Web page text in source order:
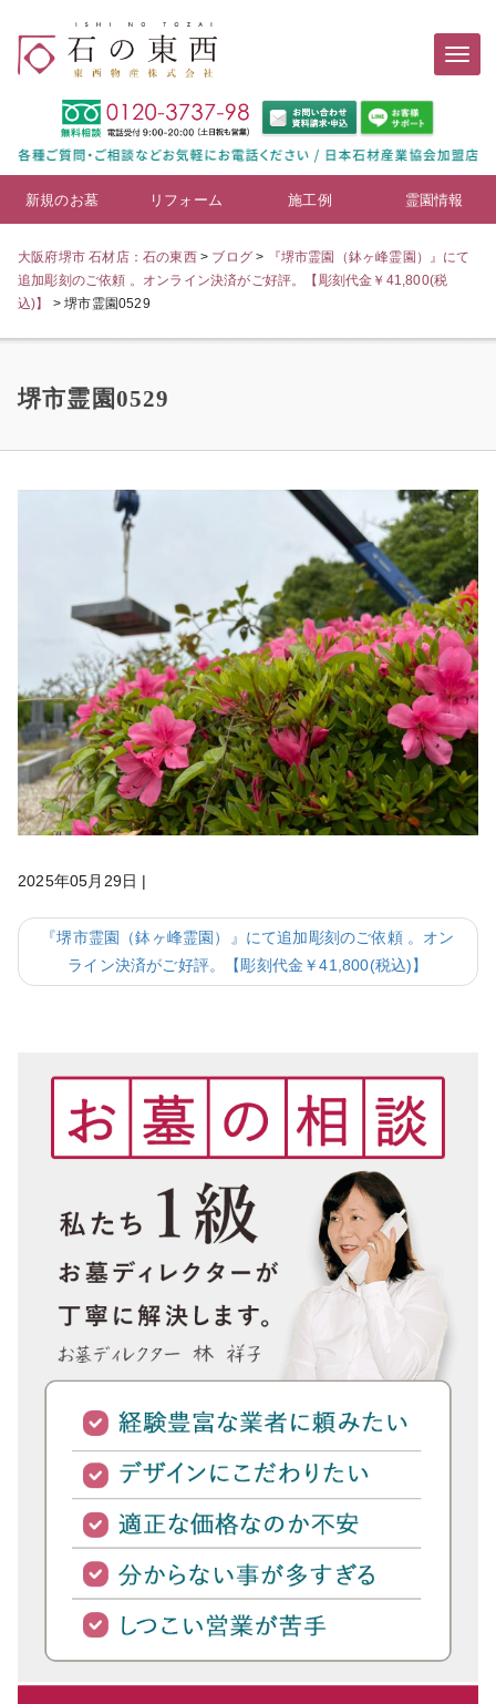
新規のお墓 リフォーム 施工例 霊園情報
大阪府堺市 石材店：石の東西> ブログ >
『堺市霊園（鉢ヶ峰霊園）』にて
追加彫刻のご依頼 。オンライン決済がご好評。【彫刻代金￥41,800(税
込)】
>堺市霊園0529
堺市霊園0529
2025年05月29日 |
『堺市霊園（鉢ヶ峰霊園）』にて追加彫刻のご依頼 。オン
ライン決済がご好評。【彫刻代金￥41,800(税込)】